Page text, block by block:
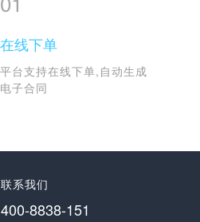
在线下单
平台支持在线下单,自动生成
电子合同
联系我们
400-8838-151